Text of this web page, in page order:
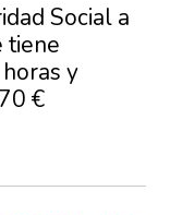
Social a
tiene
y
€